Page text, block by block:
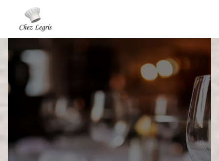
Panneau de gestion des cookies